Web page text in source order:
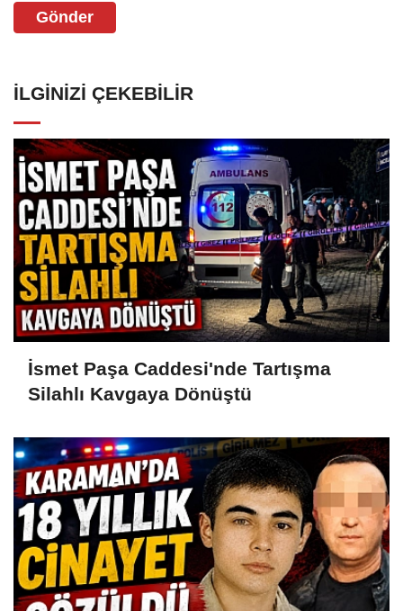
Gönder
İLGINIZI ÇEKEBILIR
İsmet Paşa Caddesi'nde Tartışma
Silahlı Kavgaya Dönüştü